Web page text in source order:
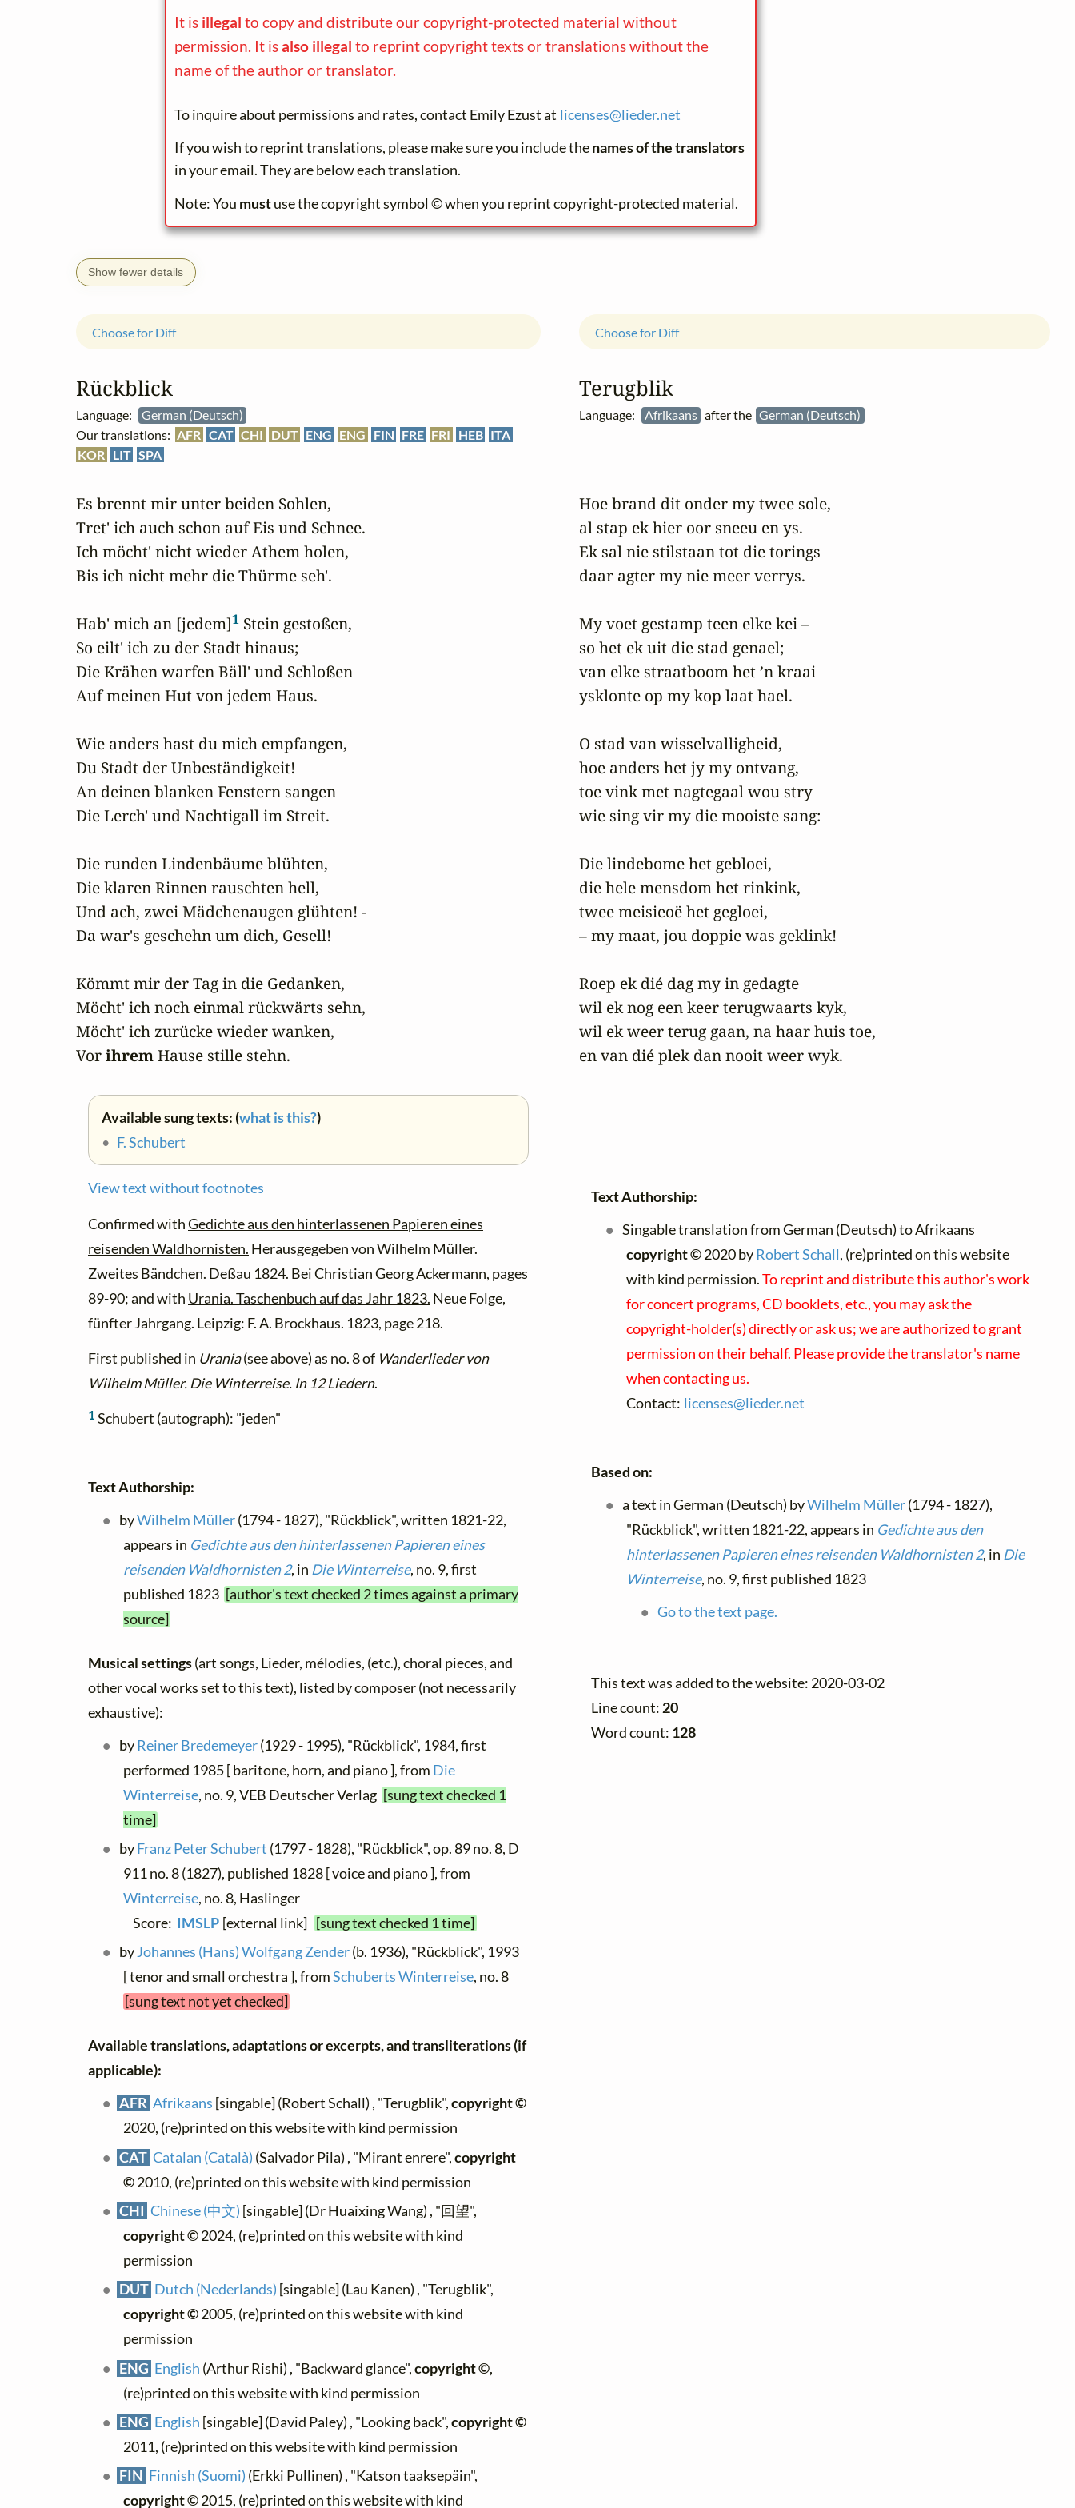
It is illegal to copy and distribute our copyright-protected material without
permission. It isalso illegal to reprint copyright texts or translations without the
name of the author or translator.
To inquire about permissions and rates, contact Emily Ezust at licenses@lieder.net
If you wish to reprint translations, please make sure you include thenames of the translators
in your email. They are below each translation.
Note: You mustuse the copyright symbol © when you reprint copyright-protected material.
Show fewer details
Rückblick
Language:
German (Deutsch)
Our translations: AFR CAT CHI DUT ENG ENG FIN FRE FRI HEB ITA
KOR LIT SPA
Choose for Diff
Es brennt mir unter beiden Sohlen,
Tret' ich auch schon auf Eis und Schnee.
Ich möcht' nicht wieder Athem holen,
Bis ich nicht mehr die Thürme seh'.
Hab' mich an [jedem]1 Stein gestoßen,
So eilt' ich zu der Stadt hinaus;
Die Krähen warfen Bäll' und Schloßen
Auf meinen Hut von jedem Haus.
Wie anders hast du mich empfangen,
Du Stadt der Unbeständigkeit!
An deinen blanken Fenstern sangen
Die Lerch' und Nachtigall im Streit.
Die runden Lindenbäume blühten,
Die klaren Rinnen rauschten hell,
Und ach, zwei Mädchenaugen glühten! -
Da war's geschehn um dich, Gesell!
Kömmt mir der Tag in die Gedanken,
Möcht' ich noch einmal rückwärts sehn,
Möcht' ich zurücke wieder wanken,
Vor ihrem Hause stille stehn.
Available sung texts: (what is this?)
• F. Schubert
View text without footnotes
Confirmed withGedichte aus den hinterlassenen Papieren eines
reisenden Waldhornisten. Herausgegeben von Wilhelm Müller.
Zweites Bändchen. Deßau 1824. Bei Christian Georg Ackermann, pages
89-90; and with Urania. Taschenbuch auf das Jahr 1823. Neue Folge,
fünfter Jahrgang. Leipzig: F. A. Brockhaus. 1823, page 218.
First published in Urania(see above) as no. 8 of Wanderlieder von
Wilhelm Müller. Die Winterreise. In 12 Liedern.
1 Schubert (autograph): "jeden"
Text Authorship:
byWilhelm Müller(1794 - 1827), "Rückblick", written 1821-22,
appears in Gedichte aus den hinterlassenen Papieren eines
reisenden Waldhornisten 2, in Die Winterreise, no. 9, first
published 1823 [author's text checked 2 times against a primary
source]
Musical settings(art songs, Lieder, mélodies, (etc.), choral pieces, and
other vocal works set to this text), listed by composer (not necessarily
exhaustive):
byReiner Bredemeyer(1929 - 1995), "Rückblick", 1984, first
performed 1985 [ baritone, horn, and piano ], from Die
Winterreise, no. 9, VEB Deutscher Verlag [sung text checked 1
time]
byFranz Peter Schubert (1797 - 1828), "Rückblick", op. 89 no. 8, D
911 no. 8 (1827), published 1828 [ voice and piano ], from
Winterreise, no. 8, Haslinger
Score: IMSLP [external link]
[sung text checked 1 time]
byJohannes (Hans) Wolfgang Zender(b. 1936), "Rückblick", 1993
[ tenor and small orchestra ], fromSchuberts Winterreise, no. 8
[sung text not yet checked]
Available translations, adaptations or excerpts, and transliterations (if
applicable):
AFR Afrikaans [singable] (Robert Schall) , "Terugblik",copyright ©
2020, (re)printed on this website with kind permission
CAT Catalan (Català) (Salvador Pila) , "Mirant enrere",copyright
©2010, (re)printed on this website with kind permission
CHI Chinese (中文) [singable] (Dr Huaixing Wang) , "回望",
copyright ©2024, (re)printed on this website with kind
permission
DUT Dutch (Nederlands) [singable] (Lau Kanen) , "Terugblik",
copyright ©2005, (re)printed on this website with kind
permission
ENG English (Arthur Rishi) , "Backward glance",copyright ©,
(re)printed on this website with kind permission
ENG English [singable] (David Paley) , "Looking back",copyright ©
2011, (re)printed on this website with kind permission
FIN Finnish (Suomi) (Erkki Pullinen) , "Katson taaksepäin",
copyright ©2015, (re)printed on this website with kind
Terugblik
Language: Afrikaans after the German (Deutsch)
Choose for Diff
Hoe brand dit onder my twee sole,
al stap ek hier oor sneeu en ys.
Ek sal nie stilstaan tot die torings
daar agter my nie meer verrys.
My voet gestamp teen elke kei –
so het ek uit die stad genael;
van elke straatboom het ’n kraai
ysklonte op my kop laat hael.
O stad van wisselvalligheid,
hoe anders het jy my ontvang,
toe vink met nagtegaal wou stry
wie sing vir my die mooiste sang:
Die lindebome het gebloei,
die hele mensdom het rinkink,
twee meisieoë het gegloei,
– my maat, jou doppie was geklink!
Roep ek dié dag my in gedagte
wil ek nog een keer terugwaarts kyk,
wil ek weer terug gaan, na haar huis toe,
en van dié plek dan nooit weer wyk.
Text Authorship:
Singable translation from German (Deutsch) to Afrikaans
copyright ©2020 byRobert Schall, (re)printed on this website
with kind permission.To reprint and distribute this author's work
for concert programs, CD booklets, etc., you may ask the
copyright-holder(s) directly or ask us; we are authorized to grant
permission on their behalf. Please provide the translator's name
when contacting us.
Contact: licenses@lieder.net
Based on:
a text in German (Deutsch) byWilhelm Müller(1794 - 1827),
"Rückblick", written 1821-22, appears in Gedichte aus den
hinterlassenen Papieren eines reisenden Waldhornisten 2, in Die
Winterreise, no. 9, first published 1823
Go to the text page.
This text was added to the website: 2020-03-02
Line count: 20
Word count: 128